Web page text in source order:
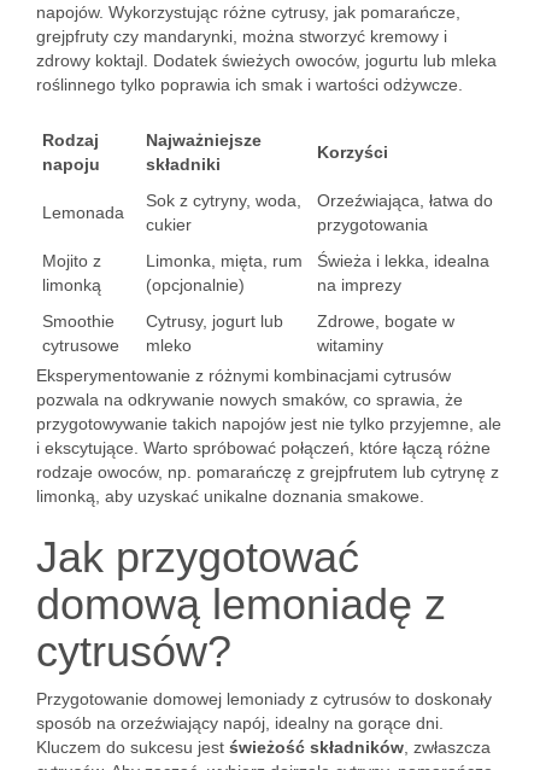
napojów. Wykorzystując różne cytrusy, jak pomarańcze,
grejpfruty czy mandarynki, można stworzyć kremowy i
zdrowy koktajl. Dodatek świeżych owoców, jogurtu lub mleka
roślinnego tylko poprawia ich smak i wartości odżywcze.
Rodzaj
napoju
Najważniejsze
składniki
Korzyści
Lemonada
Sok z cytryny, woda,
cukier
Orzeźwiająca, łatwa do
przygotowania
Mojito z
limonką
Limonka, mięta, rum
(opcjonalnie)
Świeża i lekka, idealna
na imprezy
Smoothie
cytrusowe
Cytrusy, jogurt lub
mleko
Zdrowe, bogate w
witaminy
Eksperymentowanie z różnymi kombinacjami cytrusów
pozwala na odkrywanie nowych smaków, co sprawia, że
przygotowywanie takich napojów jest nie tylko przyjemne, ale
i ekscytujące. Warto spróbować połączeń, które łączą różne
rodzaje owoców, np. pomarańczę z grejpfrutem lub cytrynę z
limonką, aby uzyskać unikalne doznania smakowe.
Jak przygotować
domową lemoniadę z
cytrusów?
Przygotowanie domowej lemoniady z cytrusów to doskonały
sposób na orzeźwiający napój, idealny na gorące dni.
Kluczem do sukcesu jest świeżość składników , zwłaszcza